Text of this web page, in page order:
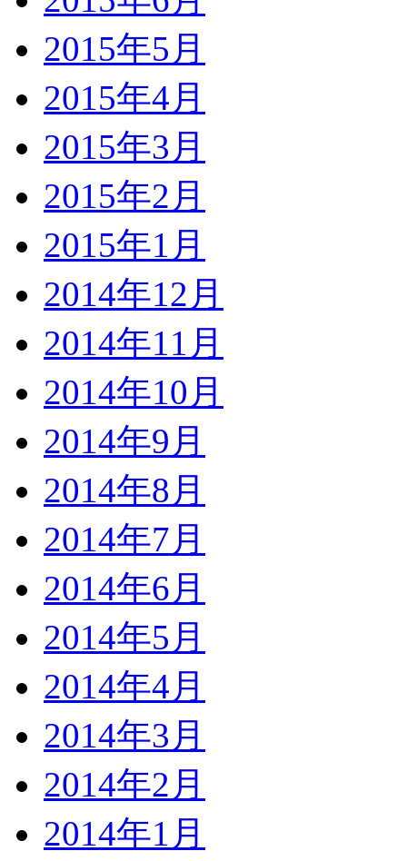
2015年5月
2015年4月
2015年3月
2015年2月
2015年1月
2014年12月
2014年11月
2014年10月
2014年9月
2014年8月
2014年7月
2014年6月
2014年5月
2014年4月
2014年3月
2014年2月
2014年1月